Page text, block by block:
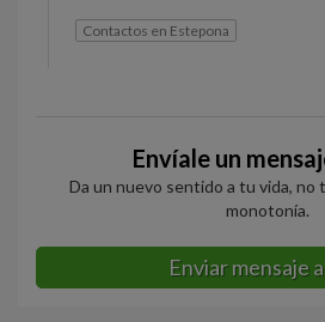
Contactos en Estepona
Envíale un
Da un nuevo sentido a tu vida, no
monotonía.
Enviar mensaje